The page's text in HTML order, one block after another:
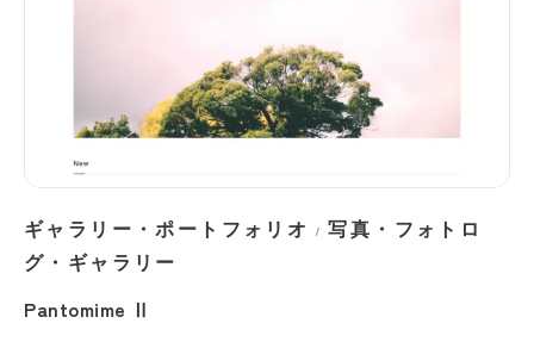
ギャラリー・ポートフォリオ /写真・フォトロ
グ・ギャラリー
Pantomime Ⅱ